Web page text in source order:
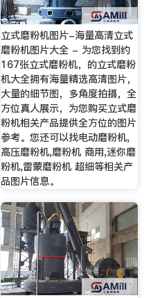
立式磨粉机图片-海量高清立式
磨粉机图片大全 - 为您找到约
167张立式磨粉机，的立式磨粉
机大全拥有海量精选高清图片，
大量的细节图，多角度拍摄，全
方位真人展示，为您购买立式磨
粉机相关产品提供全方位的图片
参考。您还可以找电动磨粉机,
高压磨粉机,磨粉机 商用,迷你磨
粉机,雷蒙磨粉机 超细等相关产
品图片信息。